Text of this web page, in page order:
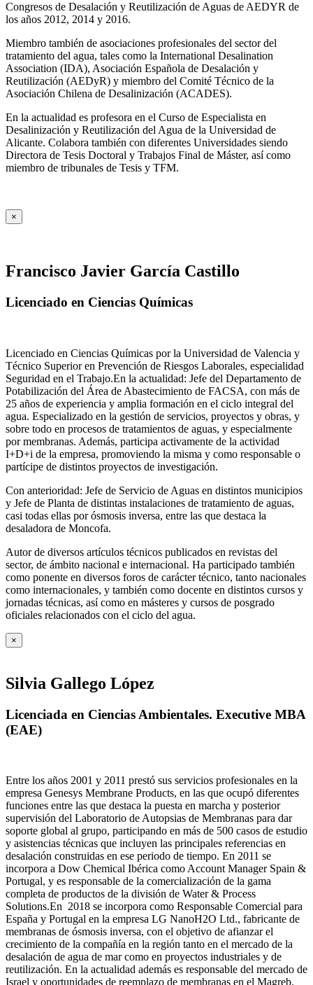
Congresos de Desalación y Reutilización de Aguas de AEDYR de
los años 2012, 2014 y 2016.
Miembro también de asociaciones profesionales del sector del
tratamiento del agua, tales como la International Desalination
Association (IDA), Asociación Española de Desalación y
Reutilización (AEDyR) y miembro del Comité Técnico de la
Asociación Chilena de Desalinización (ACADES).
En la actualidad es profesora en el Curso de Especialista en
Desalinización y Reutilización del Agua de la Universidad de
Alicante. Colabora también con diferentes Universidades siendo
Directora de Tesis Doctoral y Trabajos Final de Máster, así como
miembro de tribunales de Tesis y TFM.
×
Francisco Javier García Castillo
Licenciado en Ciencias Químicas
Licenciado en Ciencias Químicas por la Universidad de Valencia y
Técnico Superior en Prevención de Riesgos Laborales, especialidad
Seguridad en el Trabajo.En la actualidad: Jefe del Departamento de
Potabilización del Área de Abastecimiento de FACSA, con más de
25 años de experiencia y amplia formación en el ciclo integral del
agua. Especializado en la gestión de servicios, proyectos y obras, y
sobre todo en procesos de tratamientos de aguas, y especialmente
por membranas. Además, participa activamente de la actividad
I+D+i de la empresa, promoviendo la misma y como responsable o
partícipe de distintos proyectos de investigación.
Con anterioridad: Jefe de Servicio de Aguas en distintos municipios
y Jefe de Planta de distintas instalaciones de tratamiento de aguas,
casi todas ellas por ósmosis inversa, entre las que destaca la
desaladora de Moncofa.
Autor de diversos artículos técnicos publicados en revistas del
sector, de ámbito nacional e internacional. Ha participado también
como ponente en diversos foros de carácter técnico, tanto nacionales
como internacionales, y también como docente en distintos cursos y
jornadas técnicas, así como en másteres y cursos de posgrado
oficiales relacionados con el ciclo del agua.
×
Silvia Gallego López
Licenciada en Ciencias Ambientales. Executive MBA
(EAE)
Entre los años 2001 y 2011 prestó sus servicios profesionales en la
empresa Genesys Membrane Products, en las que ocupó diferentes
funciones entre las que destaca la puesta en marcha y posterior
supervisión del Laboratorio de Autopsias de Membranas para dar
soporte global al grupo, participando en más de 500 casos de estudio
y asistencias técnicas que incluyen las principales referencias en
desalación construidas en ese periodo de tiempo. En 2011 se
incorpora a Dow Chemical Ibérica como Account Manager Spain &
Portugal, y es responsable de la comercialización de la gama
completa de productos de la división de Water & Process
Solutions.En 2018 se incorpora como Responsable Comercial para
España y Portugal en la empresa LG NanoH2O Ltd., fabricante de
membranas de ósmosis inversa, con el objetivo de afianzar el
crecimiento de la compañía en la región tanto en el mercado de la
desalación de agua de mar como en proyectos industriales y de
reutilización. En la actualidad además es responsable del mercado de
Israel y oportunidades de reemplazo de membranas en el Magreb.